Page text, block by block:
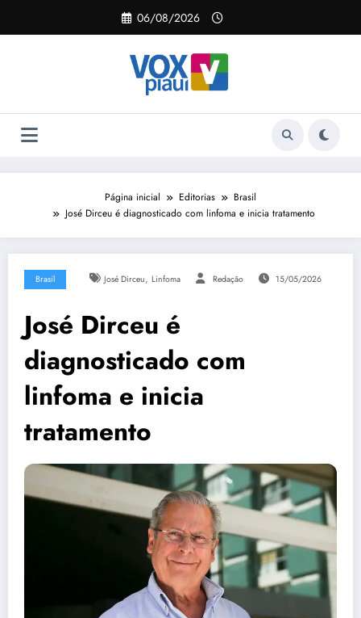
o
06/08/2026
Página inicial Editorias
Brasil
José Dirceu é diagnosticado com linfoma e inicia tratamento
Brasil José Dirceu, Linfoma Redação 15/05/2026
José Dirceu é
diagnosticado com
linfoma e inicia
tratamento